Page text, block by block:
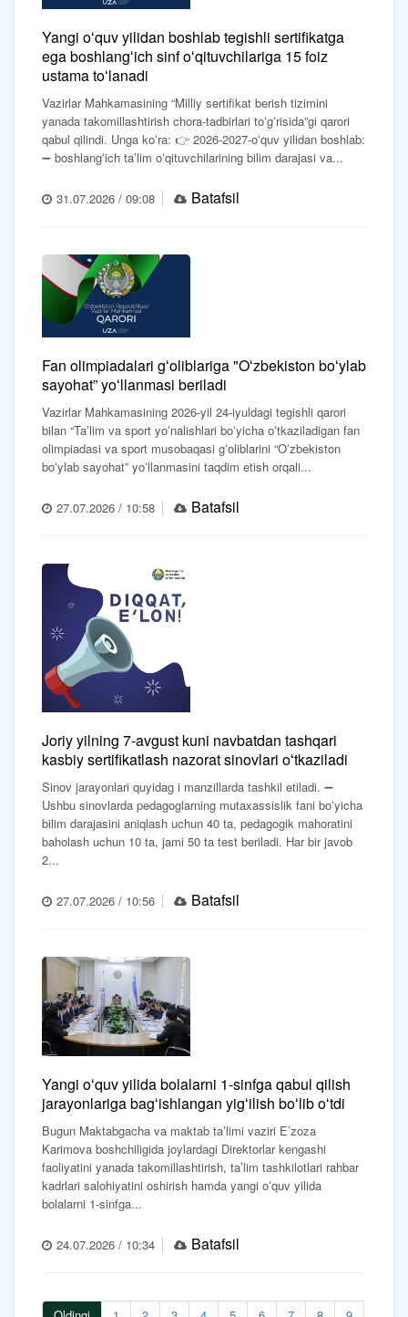
Yangi oʻquv yilidan boshlab tegishli sertifikatga
ega boshlangʻich sinf oʻqituvchilariga 15 foiz
ustama toʻlanadi
Vazirlar Mahkamasining “Milliy sertifikat berish tizimini
yanada takomillashtirish chora-tadbirlari toʻgʻrisida”gi qarori
qabul qilindi. Unga koʻra: 👉 2026-2027-oʻquv yilidan boshlab:
➖ boshlangʻich taʼlim oʻqituvchilarining bilim darajasi va...
31.07.2026 / 09:08 Batafsil
Fan olimpiadalari gʻoliblariga "Oʻzbekiston boʻylab
sayohat” yoʻllanmasi beriladi
Vazirlar Mahkamasining 2026-yil 24-iyuldagi tegishli qarori
bilan “Taʼlim va sport yoʻnalishlari boʻyicha oʻtkaziladigan fan
olimpiadasi va sport musobaqasi gʻoliblarini “Oʻzbekiston
boʻylab sayohat” yoʻllanmasini taqdim etish orqali...
27.07.2026 / 10:58 Batafsil
Joriy yilning 7-avgust kuni navbatdan tashqari
kasbiy sertifikatlash nazorat sinovlari oʻtkaziladi
Sinov jarayonlari quyidag i manzillarda tashkil etiladi. ➖
Ushbu sinovlarda pedagoglarning mutaxassislik fani boʻyicha
bilim darajasini aniqlash uchun 40 ta, pedagogik mahoratini
baholash uchun 10 ta, jami 50 ta test beriladi. Har bir javob
2...
27.07.2026 / 10:56 Batafsil
Yangi oʻquv yilida bolalarni 1-sinfga qabul qilish
jarayonlariga bagʻishlangan yigʻilish boʻlib oʻtdi
Bugun Maktabgacha va maktab taʼlimi vaziri Eʼzoza
Karimova boshchiligida joylardagi Direktorlar kengashi
faoliyatini yanada takomillashtirish, taʼlim tashkilotlari rahbar
kadrlari salohiyatini oshirish hamda yangi oʻquv yilida
bolalarni 1-sinfga...
24.07.2026 / 10:34 Batafsil